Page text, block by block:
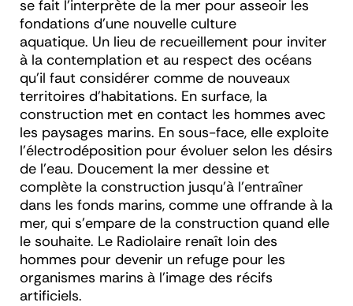
se fait l’interprète de la mer pour asseoir les
fondations d’une nouvelle culture
aquatique. Un lieu de recueillement pour inviter
à la contemplation et au respect des océans
qu’il faut considérer comme de nouveaux
territoires d’habitations. En surface, la
construction met en contact les hommes avec
les paysages marins. En sous-face, elle exploite
l’électrodéposition pour évoluer selon les désirs
de l’eau. Doucement la mer dessine et
complète la construction jusqu’à l’entraîner
dans les fonds marins, comme une offrande à la
mer, qui s’empare de la construction quand elle
le souhaite. Le Radiolaire renaît loin des
hommes pour devenir un refuge pour les
organismes marins à l’image des récifs
artificiels.